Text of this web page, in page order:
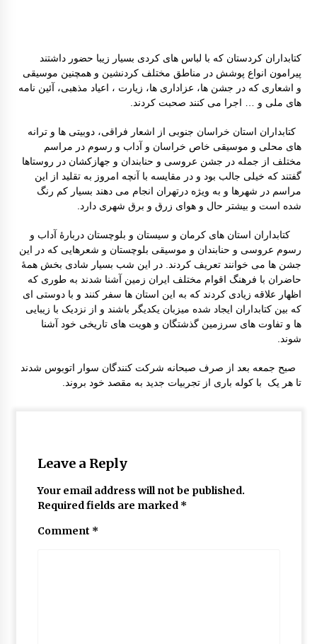
کتابداران کردستان که با لباس های کردی بسیار زیبا حضور داشتند
پیرامون انواع پوشش در مناطق مختلف کردنشین و همچنین موسیقی
و اشعاری که در جشن ها، عزاداری ها، زیارت ، اعیاد مذهبی، آئین نامه
های ملی و … اجرا می کنند صحبت کردند.
کتابداران استان خراسان جنوبی از اشعار فراقی، دوبیتی ها و ترانه
های محلی و موسیقی خاص خراسان و آداب و رسوم در مراسم
مختلف از جمله در جشن عروسی و حنابندان و جهازکشان در روستاها
گفتند که خیلی جالب بود و در مقایسه با آنچه امروز به تقلید از این
مراسم در شهرها و به ویژه درتهران انجام می دهند بسیار کم رنگ
شده است و بیشتر حال و هوای زرق و برق شهری دارد.
کتابداران استان های کرمان و سیستان و بلوچستان دربارۀ آداب و
رسوم عروسی و حنابندان و موسیقی بلوچستان و شعرهایی که در این
جشن ها می خوانند تعریف کردند. در این شب بسیار شادی بخش همۀ
حاضران با فرهنگ اقوام مختلف ایران زمین آشنا شدند به طوری که
اظهار علاقه زیادی کردند که به این استان ها سفر کنند و با دوستی ای
که بین کتابداران ایجاد شده میزبان یکدیگر باشند و از نزدیک با زیبایی
ها و تفاوت های سرزمین گذشتگان و هویت های تاریخی خود آشنا
شوند.
صبح جمعه بعد از صرف صبحانه شرکت کنندگان سوار اتوبوس شدند
تا هر یک با کوله باری از تجربیات جدید به مقصد خود بروند.
Leave a Reply
Your email address will not be published.
Required fields are marked *
Comment *